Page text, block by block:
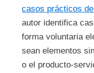
casos prácticos
autor identifica
forma voluntaria
sean elementos
o el producto-